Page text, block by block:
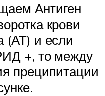
Антиген
крови
(АТ) и если
+, то между
преципитации